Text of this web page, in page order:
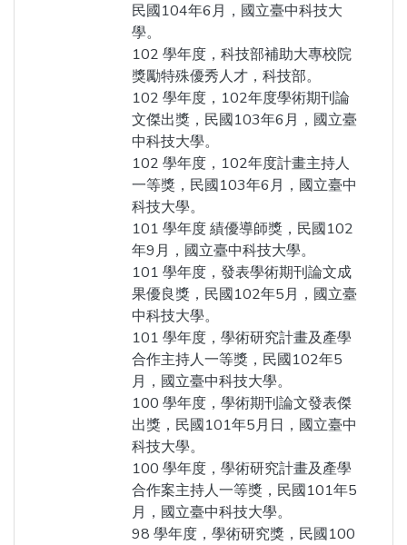
民國104年6月，國立臺中科技大
學。
102 學年度，科技部補助大專校院
獎勵特殊優秀人才，科技部。
102 學年度，102年度學術期刊論
文傑出獎，民國103年6月，國立臺
中科技大學。
102 學年度，102年度計畫主持人
一等獎，民國103年6月，國立臺中
科技大學。
101 學年度 績優導師獎，民國102
年9月，國立臺中科技大學。
101 學年度，發表學術期刊論文成
果優良獎，民國102年5月，國立臺
中科技大學。
101 學年度，學術研究計畫及產學
合作主持人一等獎，民國102年5
月，國立臺中科技大學。
100 學年度，學術期刊論文發表傑
出獎，民國101年5月日，國立臺中
科技大學。
100 學年度，學術研究計畫及產學
合作案主持人一等獎，民國101年5
月，國立臺中科技大學。
98 學年度，學術研究獎，民國100